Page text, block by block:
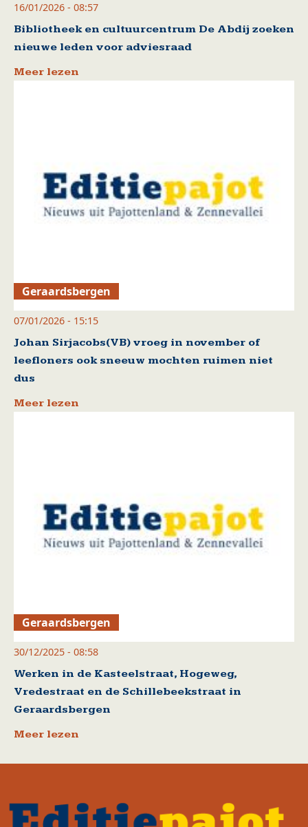
16/01/2026 - 08:57
Bibliotheek en cultuurcentrum De Abdij zoeken
nieuwe leden voor adviesraad
Meer lezen
Geraardsbergen
07/01/2026 - 15:15
Johan Sirjacobs(VB) vroeg in november of
leefloners ook sneeuw mochten ruimen niet
dus
Meer lezen
Geraardsbergen
30/12/2025 - 08:58
Werken in de Kasteelstraat, Hogeweg,
Vredestraat en de Schillebeekstraat in
Geraardsbergen
Meer lezen